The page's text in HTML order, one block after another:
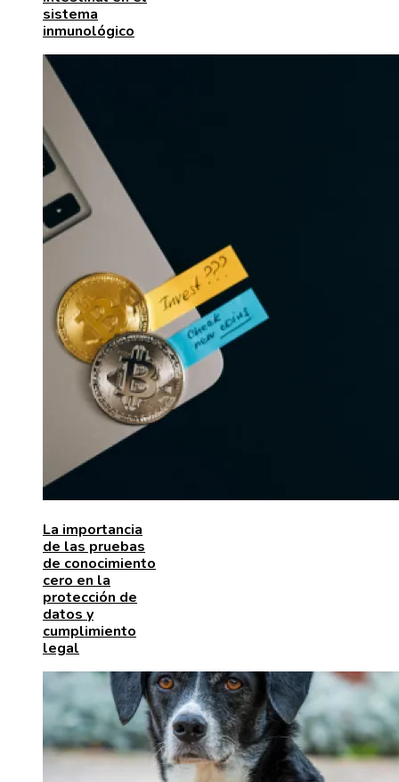
sistema
inmunológico
La importancia
de las pruebas
de conocimiento
cero en la
protección de
datos y
cumplimiento
legal